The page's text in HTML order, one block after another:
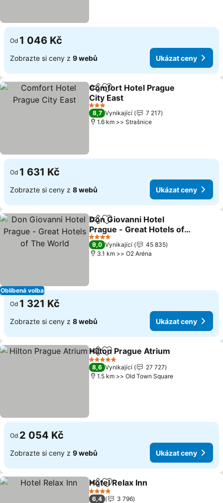
Od 1 046 Kč
Zobrazte si ceny z 9 webů Ukázat ceny
SdíletPřidat na seznam oblíbených
Comfort Hotel Prague
City East
Ukázat ceny
3 Počet hvězdiček
8,7 Vynikající
7 217
1.6 km >> Strašnice
Od 1 631 Kč
Zobrazte si ceny z 8 webů Ukázat ceny
Oblíbená volba
SdíletPřidat na seznam oblíbených
Don Giovanni Hotel
Prague - Great Hotels of
The World
Ukázat ceny
4 Počet hvězdiček
9,0 Vynikající
45 835
3.1 km >> O2 Aréna
Od 1 321 Kč
Zobrazte si ceny z 8 webů Ukázat ceny
SdíletPřidat na seznam oblíbených
Hilton Prague Atrium
5 Počet hvězdiček
8,6 Vynikající
27 727
1.5 km >> Old Town Square
Od 2 054 Kč
Zobrazte si ceny z 9 webů Ukázat ceny
SdíletPřidat na seznam oblíbených
Hotel Relax Inn
4 Počet hvězdiček
6,4
3 796